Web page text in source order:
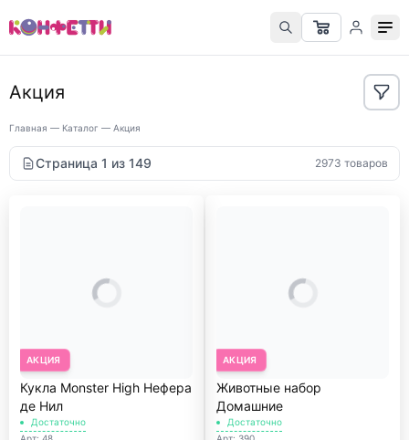
Акция
Главная — Каталог — Акция
Страница 1 из 149 2973 товаров
АКЦИЯ
Кукла Monster High Нефера
де Нил
Достаточно
АКЦИЯ
Животные набор
Домашние
Достаточно